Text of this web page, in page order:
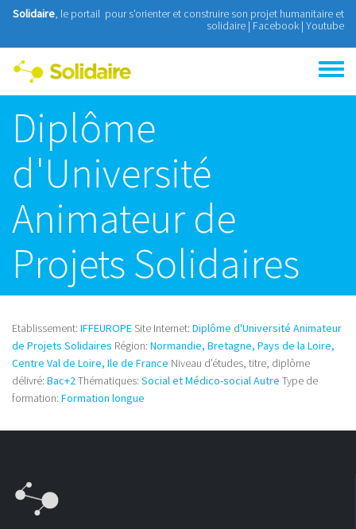
Aller au contenu principal
Solidaire, le portail pour s'orienter et construire son projet humanitaire et
solidaire | Facebook | Youtube
Toggle
menu
Diplôme
d'Université
Animateur de
Projets Solidaires
Etablissement: IFFEUROPE Site Internet: Diplôme d'Université Animateur
de Projets Solidaires Région: Normandie, Bretagne, Pays de la Loire,
Centre Val de Loire, Ile de France Niveau d’études, titre, diplôme
délivré: Bac+2Thématiques: Social et Médico-socialAutre Type de
formation: Formation longue